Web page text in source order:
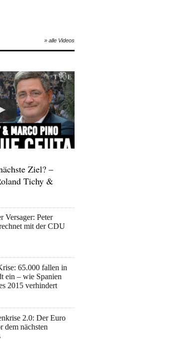
» alle Videos
Ziel? –
Tichy &
Versager: Peter
mit der CDU
65.000 fallen in
ein – wie Spanien
2015 verhindert
2.0: Der Euro
dem nächsten